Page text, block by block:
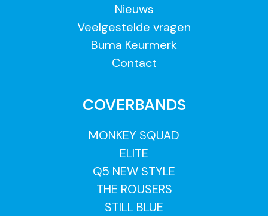
Nieuws
Veelgestelde vragen
Buma Keurmerk
Contact
COVERBANDS
MONKEY SQUAD
ELITE
Q5 NEW STYLE
THE ROUSERS
STILL BLUE